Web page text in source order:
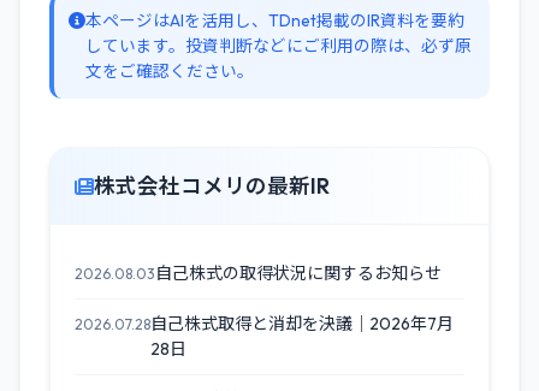
本ページはAIを活用し、TDnet掲載のIR資料を要約
しています。投資判断などにご利用の際は、必ず原
文をご確認ください。
株式会社コメリの最新IR
2026.08.03 自己株式の取得状況に関するお知らせ
2026.07.28自己株式取得と消却を決議｜2026年7月
28日